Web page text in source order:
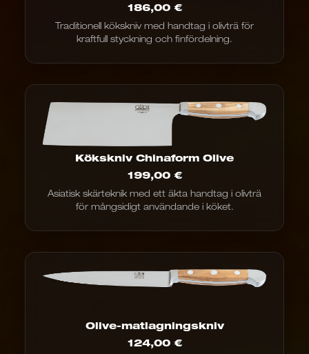
186,00 €
Traditionell kökskniv med handtag i olivträ för
kraftfull styckning och finfördelning.
Kökskniv Chinaform Olive
199,00 €
Asiatisk skärteknik med ett äkta handtag i olivträ
för mångsidigt användande i köket.
Olive-matlagningskniv
124,00 €